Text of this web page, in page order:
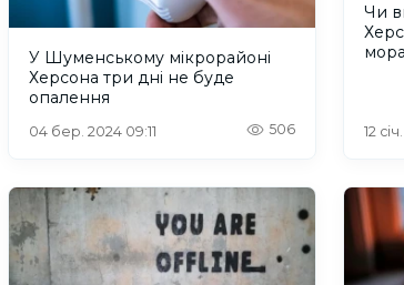
У Шуменському мікрорайоні
Херсона три дні не буде
опалення
04 бер. 2024 09:11 506
Чи
12